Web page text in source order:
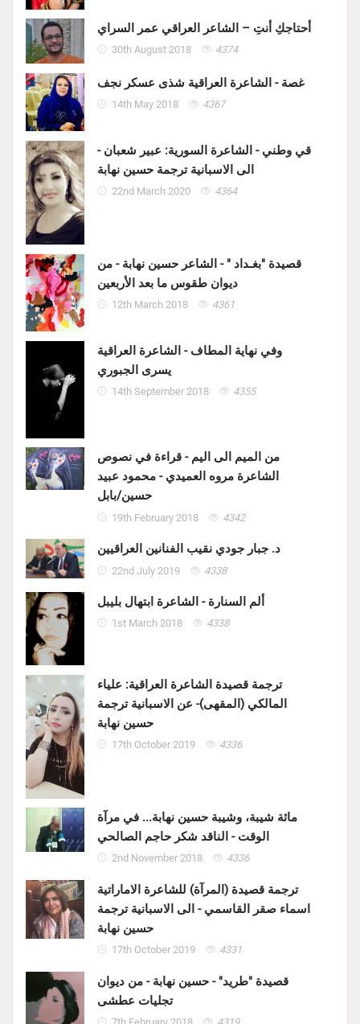
أحتاجكِ أنتِ – الشاعر العراقي عمر السراي
30th August 2018 4374
غصة - الشاعرة العراقية شذى عسكر نجف
14th May 2018 4367
قي وطني - الشاعرة السورية: عبير شعبان -
الى الاسبانية ترجمة حسين نهابة
22nd March 2020 4364
قصيدة "بغـداد " - الشاعر حسين نهابة - من
ديوان طقوس ما بعد الأربعين
12th March 2018 4361
وفي نهاية المطاف - الشاعرة العراقية
يسرى الجبوري
14th September 2018 4355
من الميم الى اليم - قراءة في نصوص
الشاعرة مروه العميدي - محمود عبيد
حسين/بابل
19th February 2018 4342
د. جبار جودي نقيب الفنانين العراقيين
22nd July 2019 4338
ألم السنارة - الشاعرة ابتهال بليبل
1st March 2018 4338
ترجمة قصيدة الشاعرة العراقية: علياء
المالكي (المقهى)- عن الاسبانية ترجمة
حسين نهابة
17th October 2019 4336
مائة شيبة، وشيبة حسين نهابة... في مرآة
الوقت - الناقد شكر حاجم الصالحي
2nd November 2018 4336
ترجمة قصيدة (المرآة) للشاعرة الاماراتية
اسماء صقر القاسمي - الى الاسبانية ترجمة
حسين نهابة
17th October 2019 4331
قصيدة "طريد" - حسين نهابة - من ديوان
تجليات عطشى